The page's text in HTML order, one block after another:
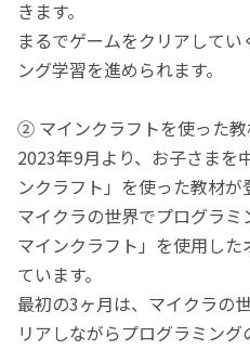
きます。
まるでゲームをクリアして
ング学習を進められます。
② マインクラフトを使った教
2023年9月より、お子さまを
ンクラフト」を使った教材が
マイクラの世界でプログラ
マインクラフト」を使用し
ています。
最初の3ヶ月は、マイクラの
リアしながらプログラミング